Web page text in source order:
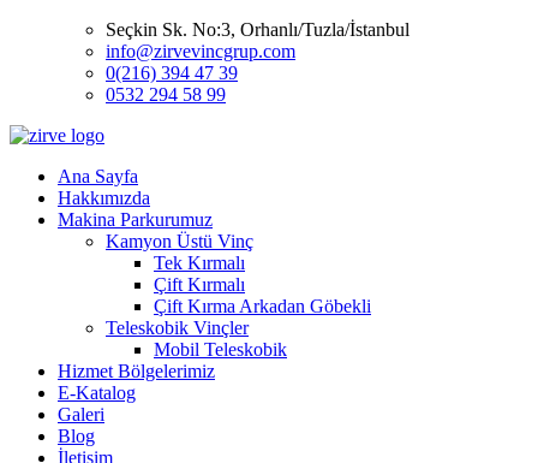
Seçkin Sk. No:3, Orhanlı/Tuzla/İstanbul
info@zirvevincgrup.com
0(216) 394 47 39
0532 294 58 99
Ana Sayfa
Hakkımızda
Makina Parkurumuz
Kamyon Üstü Vinç
Tek Kırmalı
Çift Kırmalı
Çift Kırma Arkadan Göbekli
Teleskobik Vinçler
Mobil Teleskobik
Hizmet Bölgelerimiz
E-Katalog
Galeri
Blog
İletişim